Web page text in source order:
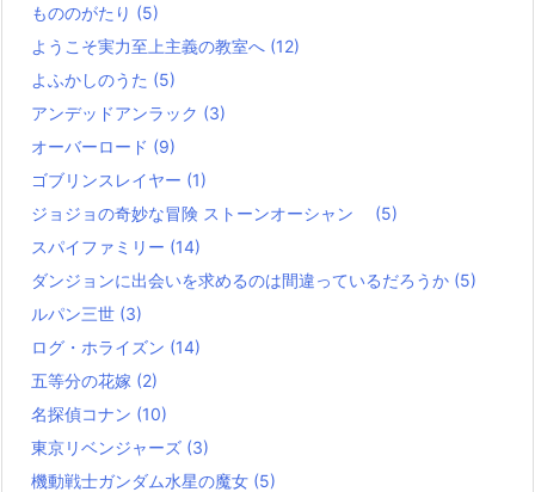
もののがたり (5)
ようこそ実力至上主義の教室へ (12)
よふかしのうた (5)
アンデッドアンラック (3)
オーバーロード (9)
ゴブリンスレイヤー (1)
ジョジョの奇妙な冒険 ストーンオーシャン (5)
スパイファミリー (14)
ダンジョンに出会いを求めるのは間違っているだろうか (5)
ルパン三世 (3)
ログ・ホライズン (14)
五等分の花嫁 (2)
名探偵コナン (10)
東京リベンジャーズ (3)
機動戦士ガンダム水星の魔女 (5)